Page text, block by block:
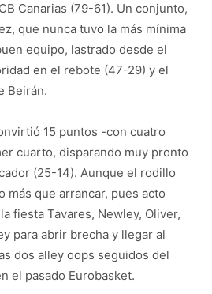
Canarias (79-61). Un conjunto,
que nunca tuvo la más mínima
equipo, lastrado desde el
en el rebote (47-29) y el
Beirán.
15 puntos -con cuatro
cuarto, disparando muy pronto
(25-14). Aunque el rodillo
más que arrancar, pues acto
fiesta Tavares, Newley, Oliver,
para abrir brecha y llegar al
dos alley oops seguidos del
el pasado Eurobasket.